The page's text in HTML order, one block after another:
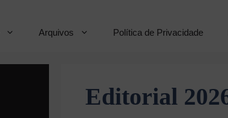
Arquivos Política de Privacidade
Editorial